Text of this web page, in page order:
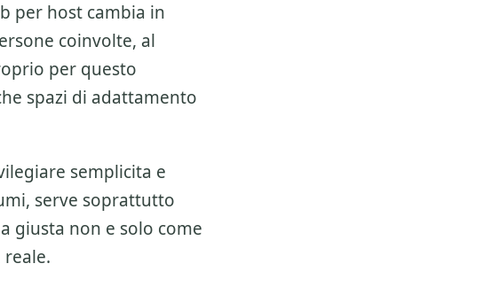
per host cambia in
coinvolte, al
per questo
spazi di adattamento
semplicita e
serve soprattutto
giusta non e solo come